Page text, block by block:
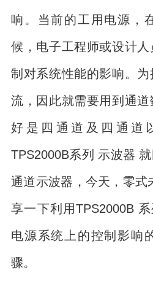
响。当前的工用电源，
候，电子工程师或设计
制对系统性能的影响。
流，因此就需要用到通
好是四通道及四通道
TPS2000B系列 示波器
通道示波器，今天，零式
享一下利用TPS2000B
电源系统上的控制影响
骤。